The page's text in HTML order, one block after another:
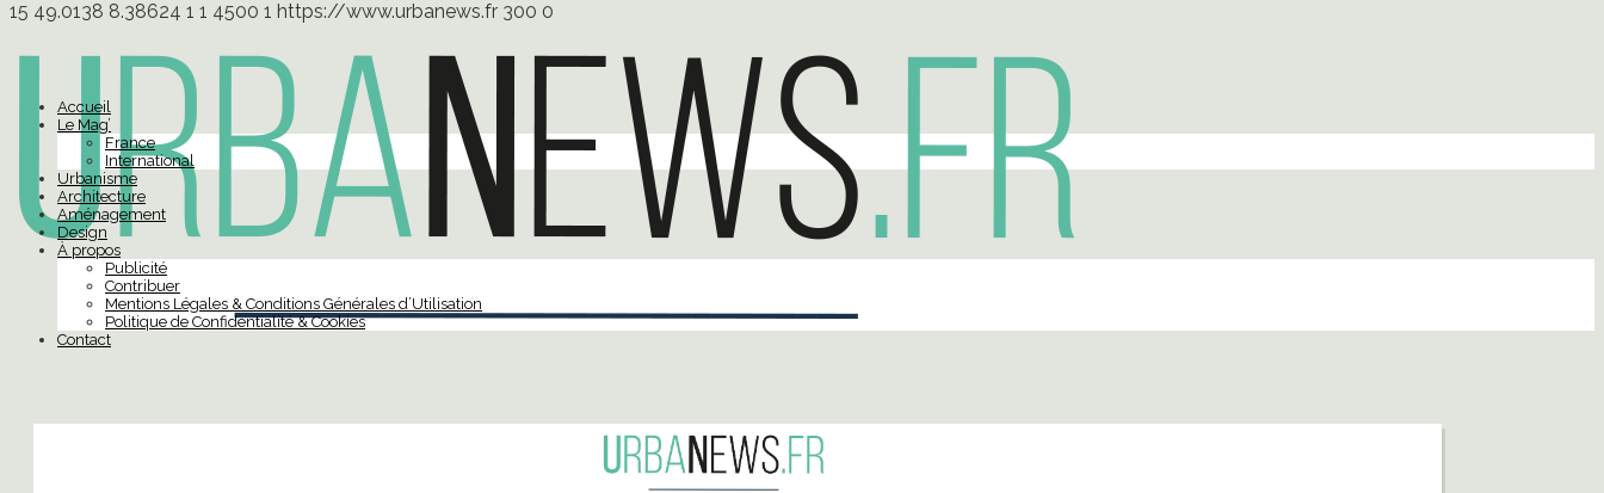
15 49.0138 8.38624 1 1 4500 1 https://www.urbanews.fr 300 0
Accueil
Le Mag’
France
International
Urbanisme
Architecture
Aménagement
Design
À propos
Publicité
Contribuer
Mentions Légales & Conditions Générales d’Utilisation
Politique de Confidentialité & Cookies
Contact